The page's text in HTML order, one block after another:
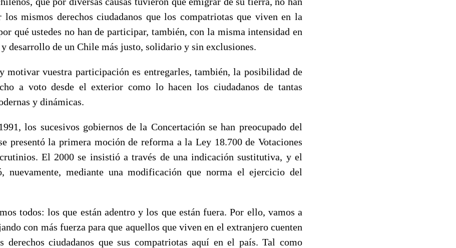
los mismos derechos ciudadanos que los compatriotas que viven en la
qué ustedes no han de participar, también, con la misma intensidad en
desarrollo de un Chile más justo, solidario y sin exclusiones.
vuestra participación es entregarles, también, la posibilidad de
a voto desde el exterior como lo hacen los ciudadanos de tantas
y dinámicas.
sucesivos gobiernos de la Concertación se han preocupado del
presentó la primera moción de reforma a la Ley 18.700 de Votaciones
El 2000 se insistió a través de una indicación sustitutiva, y el
nuevamente, mediante una modificación que norma el ejercicio del
los que están adentro y los que están fuera. Por ello, vamos a
con más fuerza para que aquellos que viven en el extranjero cuenten
derechos ciudadanos que sus compatriotas aquí en el país. Tal como